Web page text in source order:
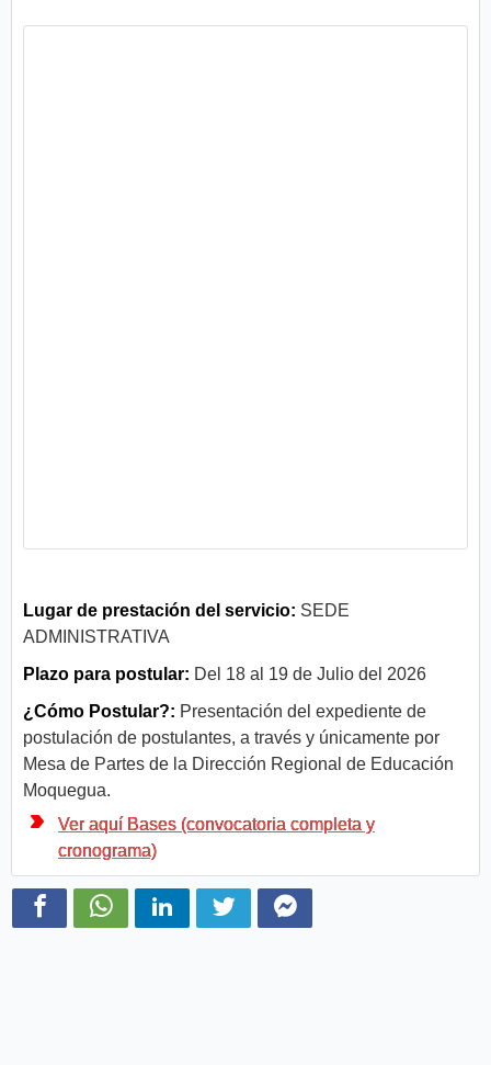
Lugar de prestación del servicio: SEDE
ADMINISTRATIVA
Plazo para postular: Del 18 al 19 de Julio del 2026
¿Cómo Postular?: Presentación del expediente de
postulación de postulantes, a través y únicamente por
Mesa de Partes de la Dirección Regional de Educación
Moquegua.
Ver aquí Bases (convocatoria completa y
cronograma)